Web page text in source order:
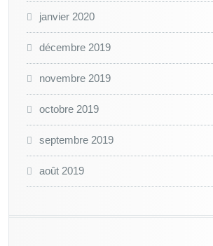
janvier 2020
décembre 2019
novembre 2019
octobre 2019
septembre 2019
août 2019